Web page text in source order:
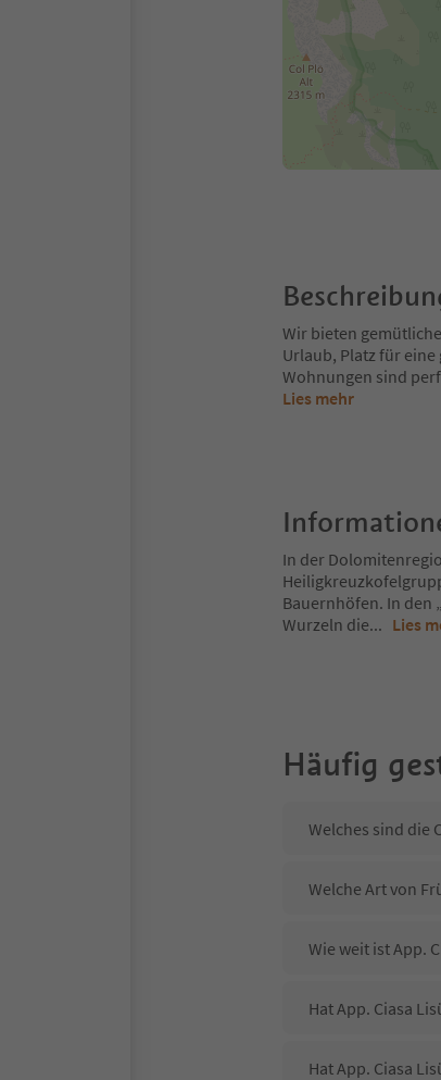
Wir bieten
Urlaub, Platz für
Wohnungen sind
Lies mehr
In der
Bauernhöfen. In den
Wurzeln die... Lies
Häufig
Welches sind die
Welche Art von
Wie weit ist App.
Hat App. Ciasa
Hat App. Ciasa